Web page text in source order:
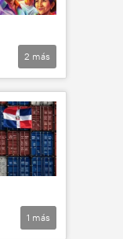
2 más
1 más